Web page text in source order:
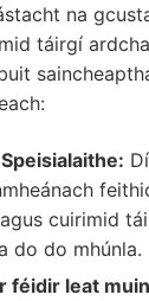
na
táirgí
cuirimid
do do mhúnla.
féidir leat